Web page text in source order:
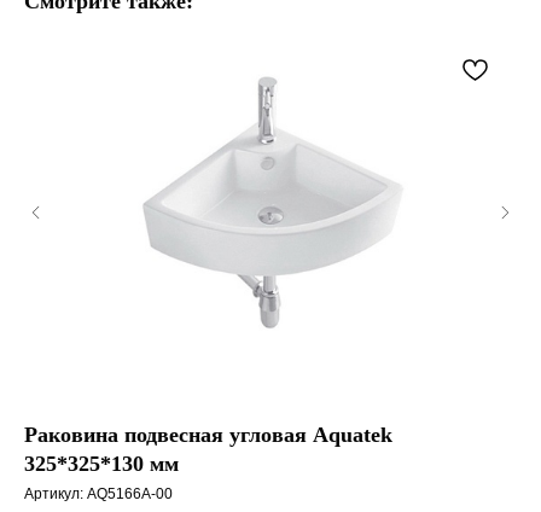
Раковина подвесная угловая Aquatek
325*325*130 мм
Артикул: AQ5166A-00